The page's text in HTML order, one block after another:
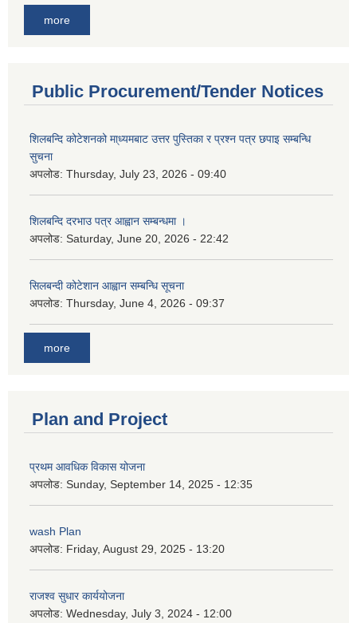
more
Public Procurement/Tender Notices
शिलबन्दि कोटेशनको मा्ध्यमबाट उत्तर पुस्तिका र प्रश्न पत्र छपाइ सम्बन्धि
सुचना
अपलोड: Thursday, July 23, 2026 - 09:40
शिलबन्दि दरभाउ पत्र आह्वान सम्बन्धमा ।
अपलोड: Saturday, June 20, 2026 - 22:42
सिलबन्दी कोटेशान आह्वान सम्बन्धि सूचना
अपलोड: Thursday, June 4, 2026 - 09:37
more
Plan and Project
प्रथम आवधिक विकास योजना
अपलोड: Sunday, September 14, 2025 - 12:35
wash Plan
अपलोड: Friday, August 29, 2025 - 13:20
राजश्व सुधार कार्ययोजना
अपलोड: Wednesday, July 3, 2024 - 12:00